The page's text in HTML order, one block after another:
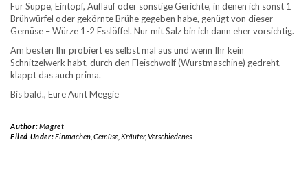
Für Suppe, Eintopf, Auflauf oder sonstige Gerichte, in denen ich sonst 1
Brühwürfel oder gekörnte Brühe gegeben habe, genügt von dieser
Gemüse – Würze 1-2 Esslöffel. Nur mit Salz bin ich dann eher vorsichtig.
Am besten Ihr probiert es selbst mal aus und wenn Ihr kein
Schnitzelwerk habt, durch den Fleischwolf (Wurstmaschine) gedreht,
klappt das auch prima.
Bis bald., Eure Aunt Meggie
Author:Magret
Filed Under:Einmachen, Gemüse, Kräuter, Verschiedenes